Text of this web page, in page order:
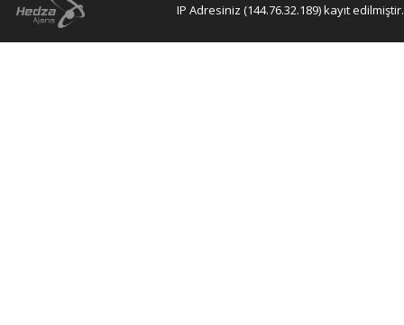
IP Adresiniz (144.76.32.189) kayıt edilmiştir.